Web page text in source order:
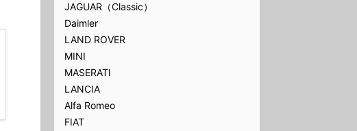
JAGUAR（Classic）
Daimler
LAND ROVER
MINI
MASERATI
LANCIA
Alfa Romeo
FIAT